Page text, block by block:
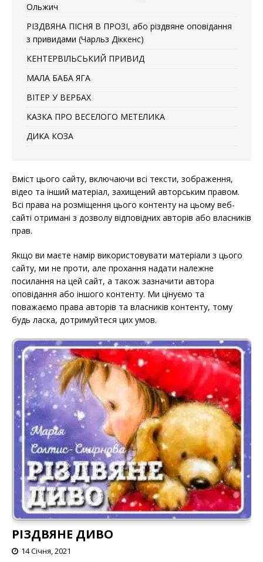
Ольжич
РІЗДВЯНА ПІСНЯ В ПРОЗІ, або різдвяне оповідання
з привидами (Чарльз Діккенс)
КЕНТЕРВІЛЬСЬКИЙ ПРИВИД
МАЛА БАБА ЯГА
ВІТЕР У ВЕРБАХ
КАЗКА ПРО ВЕСЕЛОГО МЕТЕЛИКА
ДИКА КОЗА
Вміст цього сайту, включаючи всі тексти, зображення,
відео та інший матеріал, захищений авторським правом.
Всі права на розміщення цього контенту на цьому веб-
сайті отримані з дозволу відповідних авторів або власників
прав.
Якщо ви маєте намір використовувати матеріали з цього
сайту, ми не проти, але прохання надати належне
посилання на цей сайт, а також зазначити автора
оповідання або іншого контенту. Ми цінуємо та
поважаємо права авторів та власників контенту, тому
будь ласка, дотримуйтеся цих умов.
РІЗДВЯНЕ ДИВО
14 Січня, 2021